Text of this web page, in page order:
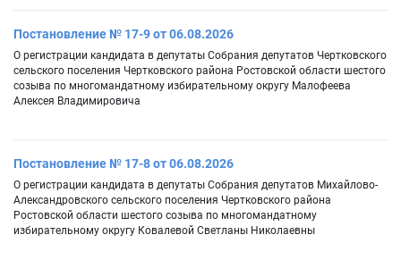
Постановление № 17-9 от 06.08.2026
О регистрации кандидата в депутаты Собрания депутатов Чертковского
сельского поселения Чертковского района Ростовской области шестого
созыва по многомандатному избирательному округу Малофеева
Алексея Владимировича
Постановление № 17-8 от 06.08.2026
О регистрации кандидата в депутаты Собрания депутатов Михайлово-
Александровского сельского поселения Чертковского района
Ростовской области шестого созыва по многомандатному
избирательному округу Ковалевой Светланы Николаевны